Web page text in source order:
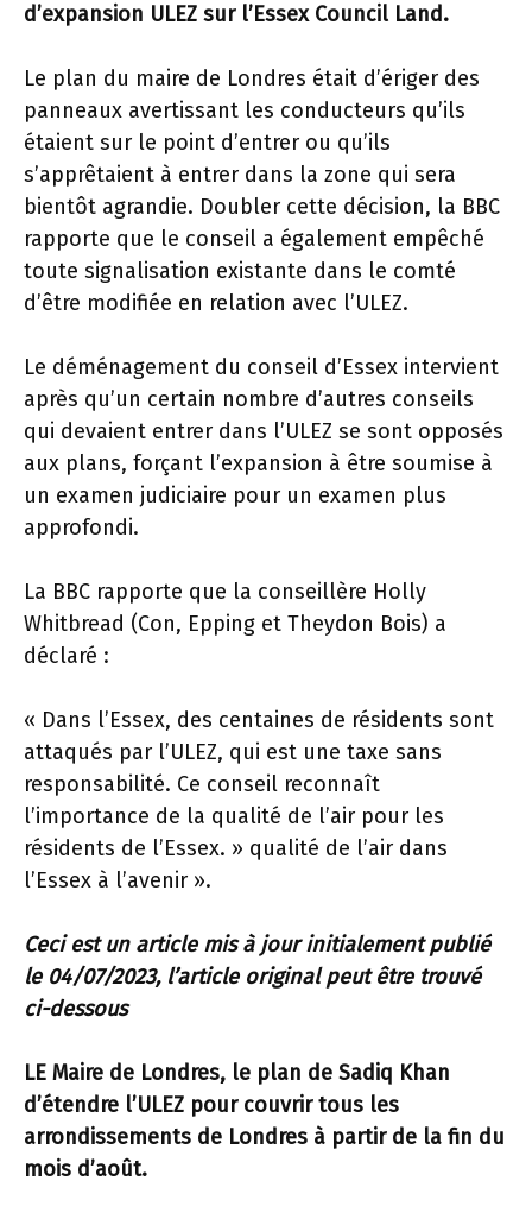
d’expansion ULEZ sur l’Essex Council Land.
Le plan du maire de Londres était d’ériger des
panneaux avertissant les conducteurs qu’ils
étaient sur le point d’entrer ou qu’ils
s’apprêtaient à entrer dans la zone qui sera
bientôt agrandie. Doubler cette décision, la BBC
rapporte que le conseil a également empêché
toute signalisation existante dans le comté
d’être modifiée en relation avec l’ULEZ.
Le déménagement du conseil d’Essex intervient
après qu’un certain nombre d’autres conseils
qui devaient entrer dans l’ULEZ se sont opposés
aux plans, forçant l’expansion à être soumise à
un examen judiciaire pour un examen plus
approfondi.
La BBC rapporte que la conseillère Holly
Whitbread (Con, Epping et Theydon Bois) a
déclaré :
« Dans l’Essex, des centaines de résidents sont
attaqués par l’ULEZ, qui est une taxe sans
responsabilité. Ce conseil reconnaît
l’importance de la qualité de l’air pour les
résidents de l’Essex. » qualité de l’air dans
l’Essex à l’avenir ».
Ceci est un article mis à jour initialement publié
le 04/07/2023, l’article original peut être trouvé
ci-dessous
LE Maire de Londres, le plan de Sadiq Khan
d’étendre l’ULEZ pour couvrir tous les
arrondissements de Londres à partir de la fin du
mois d’août.